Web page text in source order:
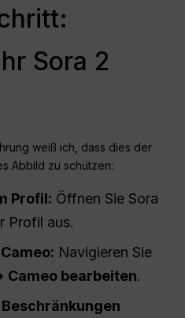
Sora 2
weiß ich, dass dies der
Abbild zu schützen:
Profil: Öffnen Sie Sora
Profil aus.
Navigieren Sie
Cameo bearbeiten.